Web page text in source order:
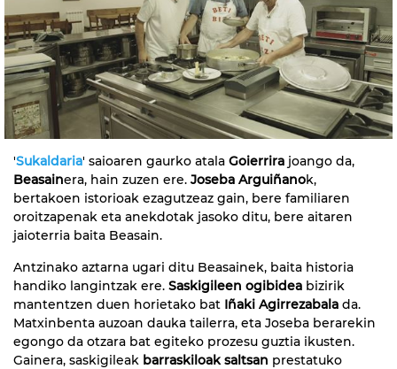
'Sukaldaria' saioaren gaurko atala Goierrira joango da,
Beasainera, hain zuzen ere. Joseba Arguiñanok,
bertakoen istorioak ezagutzeaz gain, bere familiaren
oroitzapenak eta anekdotak jasoko ditu, bere aitaren
jaioterria baita Beasain.
Antzinako aztarna ugari ditu Beasainek, baita historia
handiko langintzak ere. Saskigileen ogibidea bizirik
mantentzen duen horietako bat Iñaki Agirrezabala da.
Matxinbenta auzoan dauka tailerra, eta Joseba berarekin
egongo da otzara bat egiteko prozesu guztia ikusten.
Gainera, saskigileak barraskiloak saltsan prestatuko